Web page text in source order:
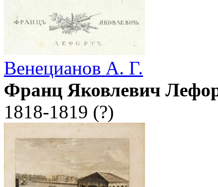
Венецианов А. Г.
Франц Яковлевич
1818-1819 (?)